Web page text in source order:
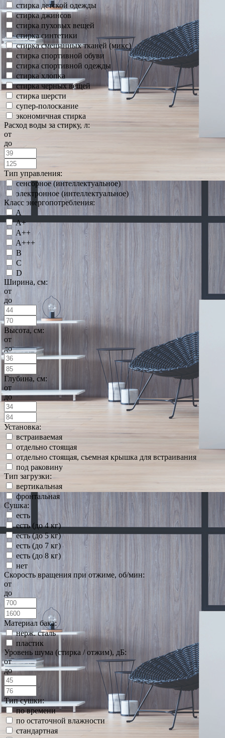
стирка детской одежды
стирка джинсов
стирка пуховых вещей
стирка синтетики
стирка смешанных тканей (микс)
стирка спортивной обуви
стирка спортивной одежды
стирка хлопка
стирка черных вещей
стирка шерсти
супер-полоскание
экономичная стирка
Расход воды за стирку, л:
от
до
Тип управления:
сенсорное (интеллектуальное)
электронное (интеллектуальное)
Класс энергопотребления:
A
A+
A++
A+++
B
C
D
Ширина, см:
от
до
Высота, см:
от
до
Глубина, см:
от
до
Установка:
встраиваемая
отдельно стоящая
отдельно стоящая, съемная крышка для встраивания
под раковину
Тип загрузки:
вертикальная
фронтальная
Сушка:
есть
есть (до 4 кг)
есть (до 5 кг)
есть (до 7 кг)
есть (до 8 кг)
нет
Скорость вращения при отжиме, об/мин:
от
до
Материал бака:
нерж. сталь
пластик
Уровень шума (стирка / отжим), дБ:
от
до
Тип сушки:
по времени
по остаточной влажности
стандартная